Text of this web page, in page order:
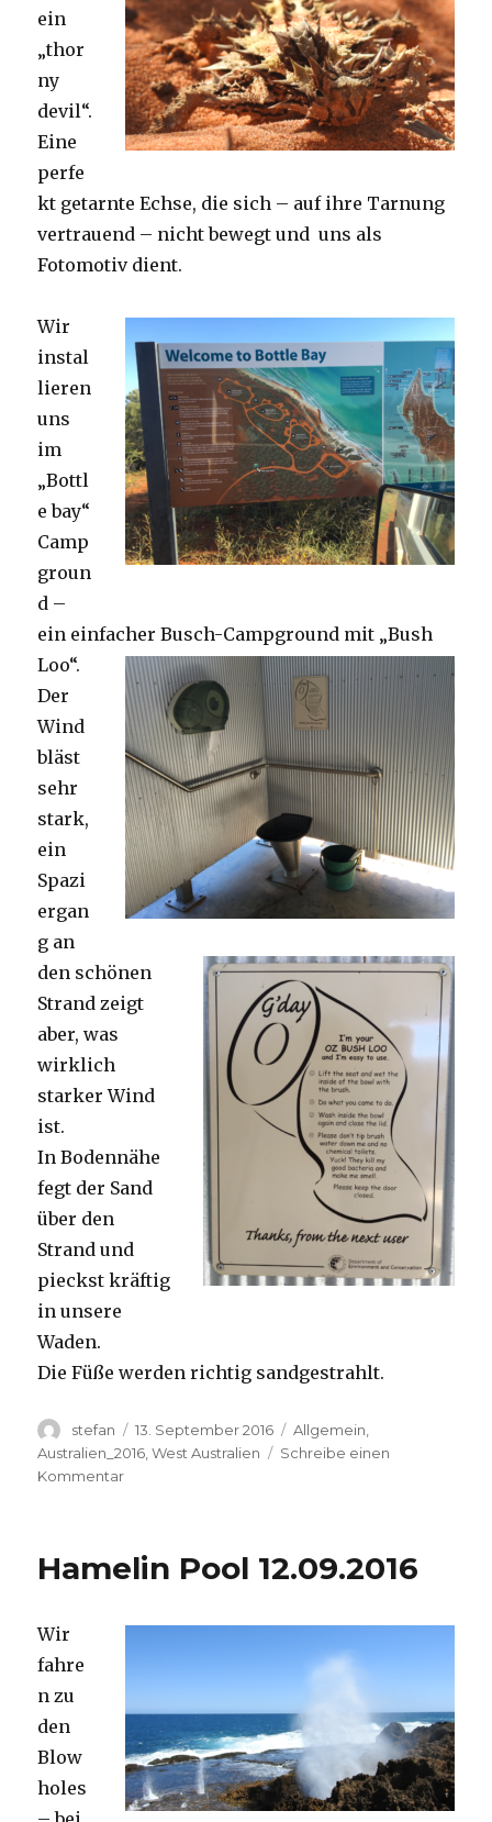
ein
„thor
ny
devil“.
Eine
perfe
kt getarnte Echse, die sich – auf ihre Tarnung
vertrauend – nicht bewegt und uns als
Fotomotiv dient.
Wir
instal
lieren
uns
im
„Bottl
e bay“
Camp
groun
d –
ein einfacher Busch-Campground mit „Bush
Loo“.
Der
Wind
bläst
sehr
stark,
ein
Spazi
ergan
g an
den schönen
Strand zeigt
aber, was
wirklich
starker Wind
ist.
In Bodennähe
fegt der Sand
über den
Strand und
pieckst kräftig
in unsere
Waden.
Die Füße werden richtig sandgestrahlt.
Autor
stefan
Veröffentlicht
am
13. September 2016 Kategorien
Allgemein
Australien_2016 ,West Australien
Schreibe einen
Kommentarzu
Hamelin Pool 12.09.2016
Wir
fahre
n zu
den
Blow
holes